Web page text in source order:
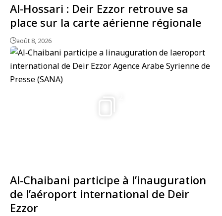
Al-Hossari : Deir Ezzor retrouve sa
place sur la carte aérienne régionale
août 8, 2026
Al‑Chaibani participe à l’inauguration
de l’aéroport international de Deir
Ezzor